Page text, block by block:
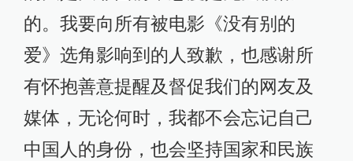
的。我要向所有被电影《没有别的
爱》选角影响到的人致歉，也感谢所
有怀抱善意提醒及督促我们的网友及
媒体，无论何时，我都不会忘记自己
中国人的身份，也会坚持国家和民族